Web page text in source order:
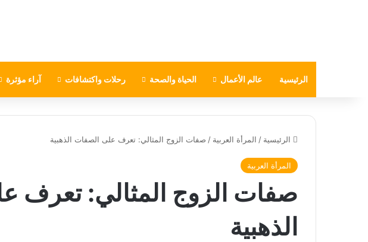
الرئيسية عالم الأعمال الحياة والصحة رحلات واكتشافات آراء مؤثرة
الرئيسية / المرأة العربية / صفات الزوج المثالي: تعرف على الصفات الذهبية
المرأة العربية
صفات الزوج المثالي: تعرف
الذهبية